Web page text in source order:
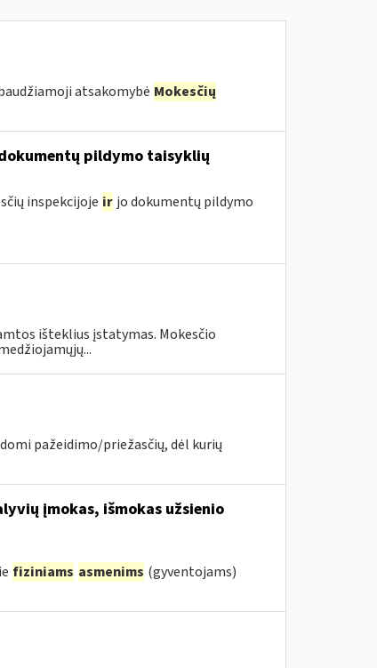
atsakomybė Mokesčių
pildymo taisyklių
inspekcijoje ir jo dokumentų pildymo
išteklius įstatymas. Mokesčio
pažeidimo/priežasčių, dėl kurių
įmokas, išmokas užsienio
fiziniams asmenims (gyventojams)